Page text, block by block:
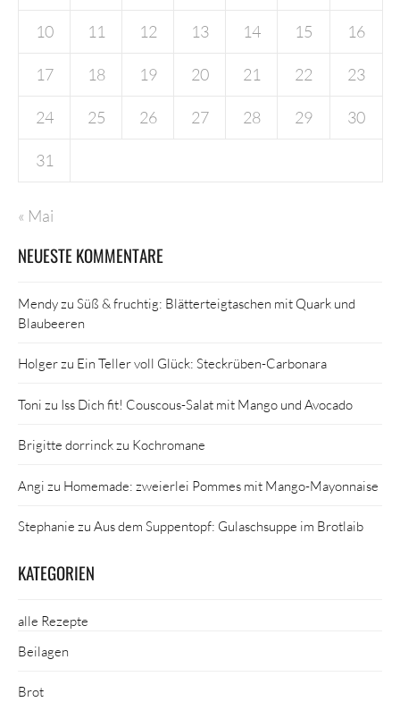
10 11 12 13 14 15 16
17 18 19 20 21 22 23
24 25 26 27 28 29 30
31
« Mai
NEUESTE KOMMENTARE
Mendyzu Süß & fruchtig: Blätterteigtaschen mit Quark und
Blaubeeren
Holgerzu Ein Teller voll Glück: Steckrüben-Carbonara
Toni zu Iss Dich fit! Couscous-Salat mit Mango und Avocado
Brigitte dorrinckzu Kochromane
Angi zu Homemade: zweierlei Pommes mit Mango-Mayonnaise
Stephanie zu Aus dem Suppentopf: Gulaschsuppe im Brotlaib
KATEGORIEN
alle Rezepte
Beilagen
Brot